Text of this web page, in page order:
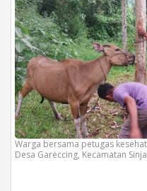
Warga bersama petugas
Desa Gareccing, Kecamatan